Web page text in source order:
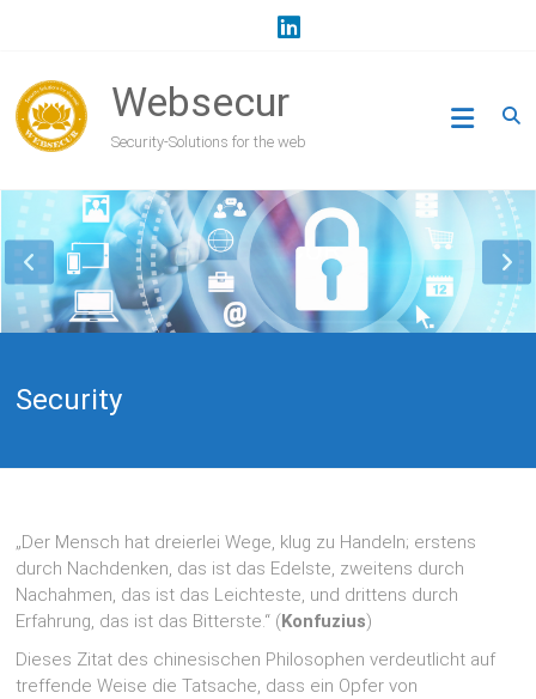
Websecur
Security-Solutions for the web
Security
„Der Mensch hat dreierlei Wege, klug zu Handeln; erstens
durch Nachdenken, das ist das Edelste, zweitens durch
Nachahmen, das ist das Leichteste, und drittens durch
Erfahrung, das ist das Bitterste.“ ( Konfuzius)
Dieses Zitat des chinesischen Philosophen verdeutlicht auf
treffende Weise die Tatsache, dass ein Opfer von